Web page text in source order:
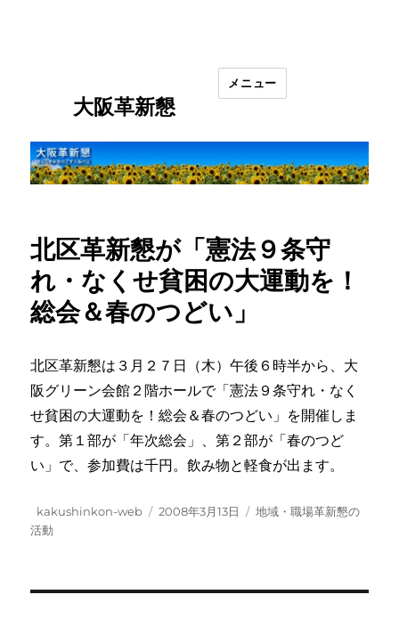
大阪革新懇
メニュー
北区革新懇が「憲法９条守
れ・なくせ貧困の大運動を！
総会＆春のつどい」
北区革新懇は３月２７日（木）午後６時半から、大
阪グリーン会館２階ホールで「憲法９条守れ・なく
せ貧困の大運動を！総会＆春のつどい」を開催しま
す。第１部が「年次総会」、第２部が「春のつど
い」で、参加費は千円。飲み物と軽食が出ます。
投
稿
kakushinkon-web
投
2008年3月13日
カ
地域・職場革新懇の
活動